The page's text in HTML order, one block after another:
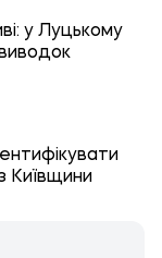
у Луцькому
Київщини